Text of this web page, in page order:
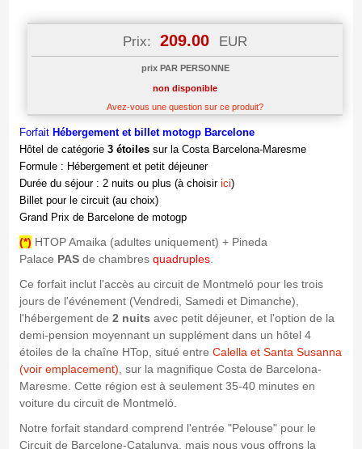
Prix: 209.00 EUR
prix PAR PERSONNE
non disponible
Avez-vous une question sur ce produit?
Forfait Hébergement et billet motogp Barcelone
Hôtel de catégorie 3 étoilessur la Costa Barcelona-Maresme
Formule : Hébergement et petit déjeuner
Durée du séjour : 2 nuits ou plus (à choisir ici)
Billet pour le circuit (au choix)
Grand Prix de Barcelone de motogp
(*) HTOP Amaika (adultes uniquement) + Pineda
Palace PASde chambres quadruples.
Ce forfait inclut l'accès au circuit de Montmeló pour les trois
jours de l'événement (Vendredi, Samedi et Dimanche),
l'hébergement de 2 nuits avec petit déjeuner, et l'option de la
demi-pension moyennant un supplément dans un hôtel 4
étoiles de la chaîne HTop, situé entre Calella et Santa Susanna
(voir emplacement) , sur la magnifique Costa de Barcelona-
Maresme. Cette région est à seulement 35-40 minutes en
voiture du circuit de Montmeló.
Notre forfait standard comprend l'entrée "Pelouse" pour le
Circuit de Barcelone-Catalunya, mais nous vous offrons la